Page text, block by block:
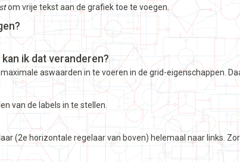
om vrije tekst aan de grafiek toe te voegen.
ik dat veranderen?
aswaarden in te voeren in de grid-eigenschappen.
van de labels in te stellen.
(2e horizontale regelaar van boven) helemaal naar links.